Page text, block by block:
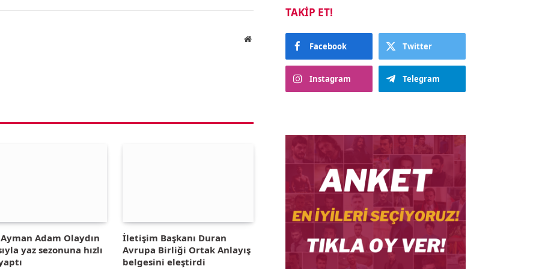
Website
Adam Olaydın
yaz sezonuna hızlı
İletişim Başkanı Duran
Avrupa Birliği Ortak Anlayış
belgesini eleştirdi
TAKIP ET!
Facebook Twitter
Instagram Telegram